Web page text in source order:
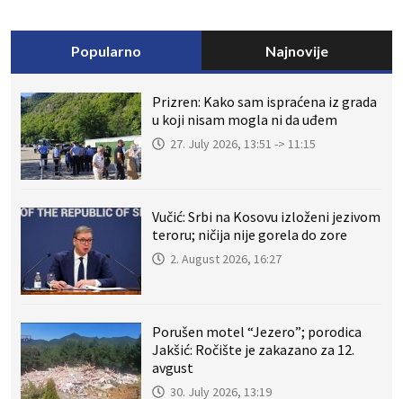
Popularno Najnovije
Prizren: Kako sam ispraćena iz grada
u koji nisam mogla ni da uđem
27. July 2026, 13:51 -> 11:15
Vučić: Srbi na Kosovu izloženi jezivom
teroru; ničija nije gorela do zore
2. August 2026, 16:27
Porušen motel “Jezero”; porodica
Jakšić: Ročište je zakazano za 12.
avgust
30. July 2026, 13:19